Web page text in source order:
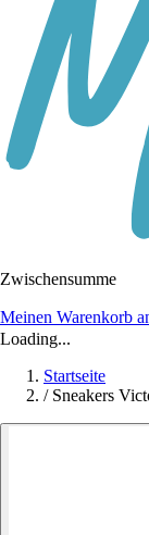
Zwischensumme
Meinen Warenkorb
Loading...
Startseite
/ Sneakers